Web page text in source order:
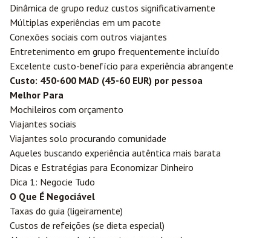
Dinâmica de grupo reduz custos significativamente
Múltiplas experiências em um pacote
Conexões sociais com outros viajantes
Entretenimento em grupo frequentemente incluído
Excelente custo-benefício para experiência abrangente
Custo: 450-600 MAD (45-60 EUR) por pessoa
Melhor Para
Mochileiros com orçamento
Viajantes sociais
Viajantes solo procurando comunidade
Aqueles buscando experiência autêntica mais barata
Dicas e Estratégias para Economizar Dinheiro
Dica 1: Negocie Tudo
O Que É Negociável
Taxas do guia (ligeiramente)
Custos de refeições (se dieta especial)